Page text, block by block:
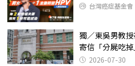
台灣癌症基金會
獨／東吳男教
寄信「分屍吃
關 2026-07-30